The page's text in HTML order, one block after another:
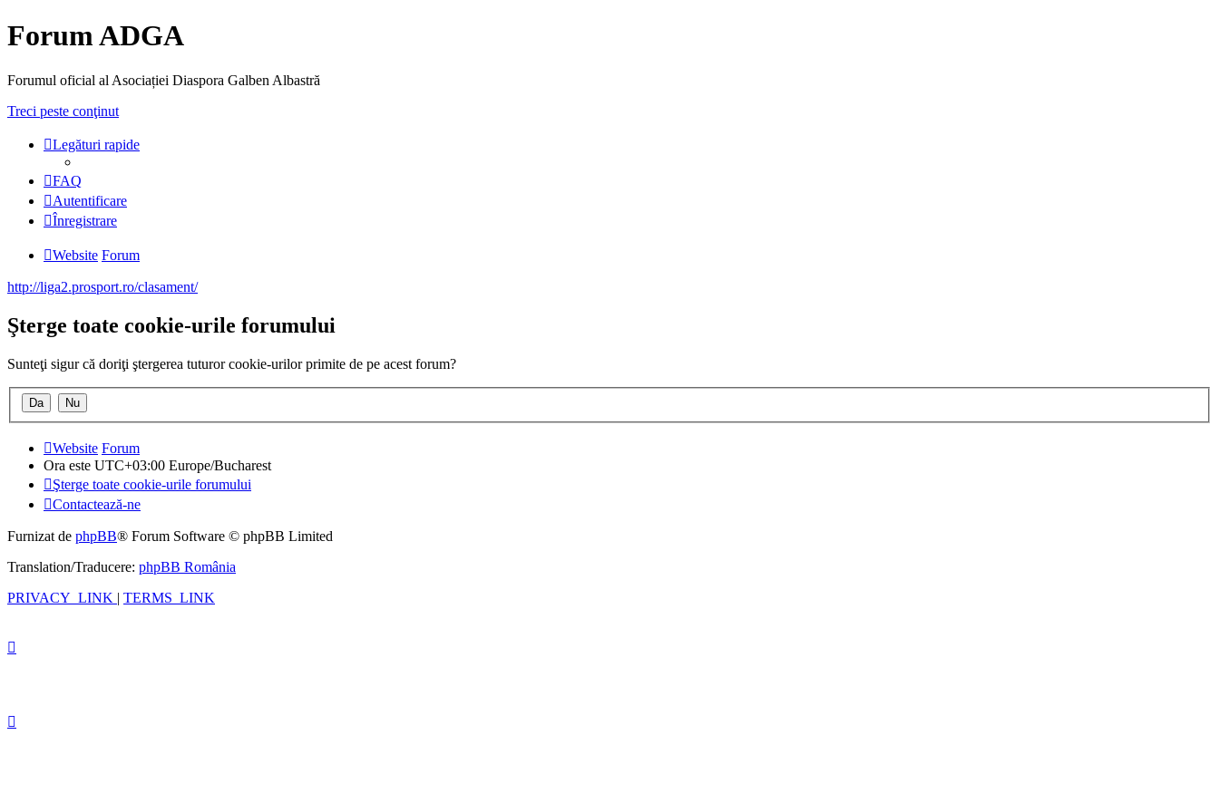
Forum ADGA
Forumul oficial al Asociației Diaspora Galben Albastră
Treci peste conţinut
Legături rapide
FAQ
Autentificare
Înregistrare
Website Forum
http://liga2.prosport.ro/clasament/
Şterge toate cookie-urile forumului
Sunteţi sigur că doriţi ştergerea tuturor cookie-urilor primite de pe acest forum?
Website Forum
Ora este UTC+03:00 Europe/Bucharest
Şterge toate cookie-urile forumului
Contactează-ne
Furnizat de phpBB® Forum Software © phpBB Limited
Translation/Traducere: phpBB România
PRIVACY_LINK | TERMS_LINK